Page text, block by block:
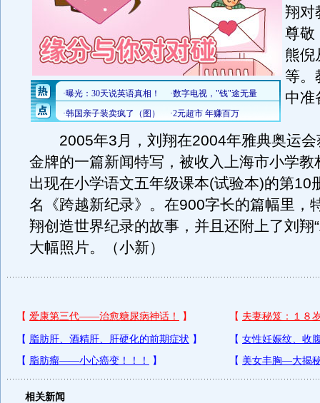
翔对
尊敬
熊倪
等。
中准
2005年3月，刘翔在2004年雅典奥运会
金牌的一篇新闻特写，被收入上海市小学教
出现在小学语文五年级课本(试验本)的第10
名《跨越新纪录》。在900字长的篇幅里，
翔创造世界纪录的故事，并且还附上了刘翔
大幅照片。（小新）
相关新闻